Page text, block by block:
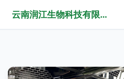
云南润江生物科技有限公司